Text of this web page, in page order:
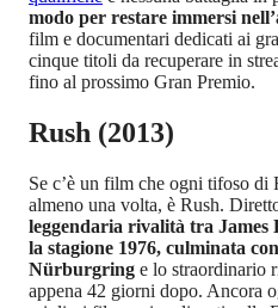
modo per restare immersi
film e documentari dedicati ai
cinque titoli da recuperare in
fino al prossimo Gran Premio.
Rush (2013)
Se c’è un film che ogni tifoso di
almeno una volta, è Rush.
leggendaria rivalità tra
la stagione 1976, culminata
Nürburgring e lo straordinario
appena 42 giorni dopo. Ancora